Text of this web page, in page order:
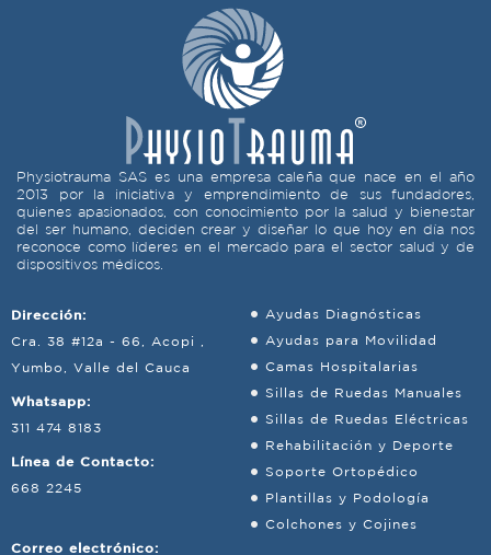
Physiotrauma SAS es una empresa caleña que nace en el año
2013 por la iniciativa y emprendimiento de sus fundadores,
quienes apasionados, con conocimiento por la salud y bienestar
del ser humano, deciden crear y diseñar lo que hoy en día nos
reconoce como líderes en el mercado para el sector salud y de
dispositivos médicos.
Dirección:
Cra. 38 #12a - 66, Acopi ,
Yumbo, Valle del Cauca
Whatsapp:
311 474 8183
Línea de Contacto:
668 2245
Correo electrónico:
Ayudas Diagnósticas
Ayudas para Movilidad
Camas Hospitalarias
Sillas de Ruedas Manuales
Sillas de Ruedas Eléctricas
Rehabilitación y Deporte
Soporte Ortopédico
Plantillas y Podología
Colchones y Cojines